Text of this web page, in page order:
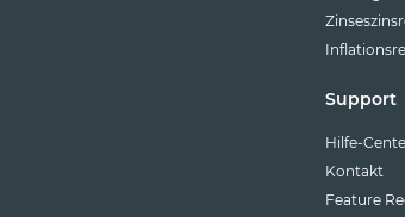
Support
Hilfe-
Kontakt
Feature